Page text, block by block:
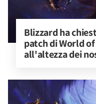
Blizzard ha
patch di World
all'altezza dei